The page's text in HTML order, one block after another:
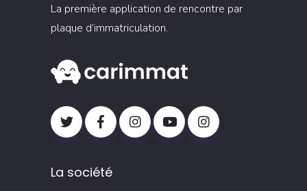
La première application de rencontre par
plaque d’immatriculation.
La société